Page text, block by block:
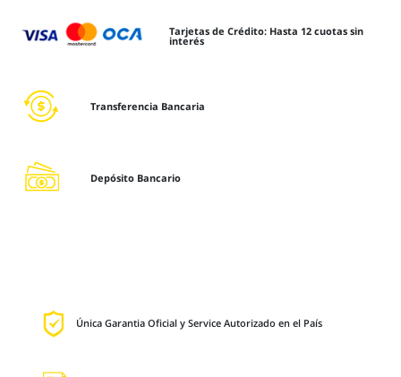
Tarjetas de Crédito: Hasta 12 cuotas sin
interés
Transferencia Bancaria
Depósito Bancario
Única Garantia Oficial y Service Autorizado en el País